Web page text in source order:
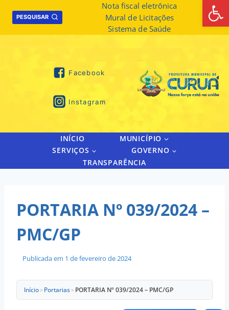
PESQUISAR
Nota fiscal eletrônica
Mural de Licitações
Sistema de Saúde
Facebook
Instagram
INÍCIO
MUNICÍPIO
SERVIÇOS
GOVERNO
TRANSPARÊNCIA
PORTARIA Nº 039/2024 –
PMC/GP
Publicada em 1 de fevereiro de 2024
Início» Portarias» PORTARIA Nº 039/2024 – PMC/GP